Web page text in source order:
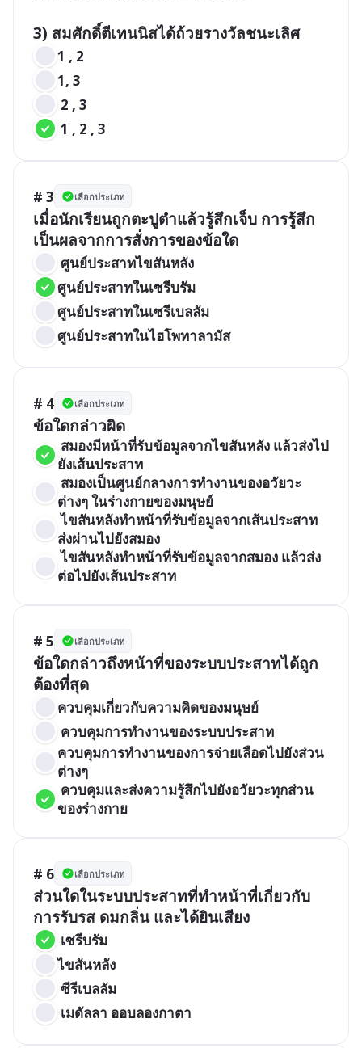
3) สมศักดิ์ตีเทนนิสได้ถ้วยรางวัลชนะเลิศ
1 , 2
1, 3
2 , 3
1 , 2 , 3
# 3 เลือกประเภท
เมื่อนักเรียนถูกตะปูตำแล้วรู้สึกเจ็บ การรู้สึก
เป็นผลจากการสั่งการของข้อใด
ศูนย์ประสาทไขสันหลัง
ศูนย์ประสาทในเซรีบรัม
ศูนย์ประสาทในเซรีเบลลัม
ศูนย์ประสาทในไฮโพทาลามัส
# 4 เลือกประเภท
ข้อใดกล่าวผิด
ยังเส้นประสาท
ต่างๆ ในร่างกายของมนุษย์
ไขสันหลังทำหน้าที่รับข้อมูลจากเส้นประสาท
ส่งผ่านไปยังสมอง
ไขสันหลังทำหน้าที่รับข้อมูลจากสมอง แล้วส่ง
ต่อไปยังเส้นประสาท
# 5 เลือกประเภท
ข้อใดกล่าวถึงหน้าที่ของระบบประสาทได้ถูก
ต้องที่สุด
ควบคุมเกี่ยวกับความคิดของมนุษย์
ควบคุมการทำงานของระบบประสาท
ควบคุมการทำงานของการจ่ายเลือดไปยังส่วน
ต่างๆ
ของร่างกาย
# 6 เลือกประเภท
ส่วนใดในระบบประสาทที่ทำหน้าที่เกี่ยวกับ
การรับรส ดมกลิ่น และได้ยินเสียง
เซรีบรัม
ไขสันหลัง
ซีรีเบลลัม
เมดัลลา ออบลองกาตา